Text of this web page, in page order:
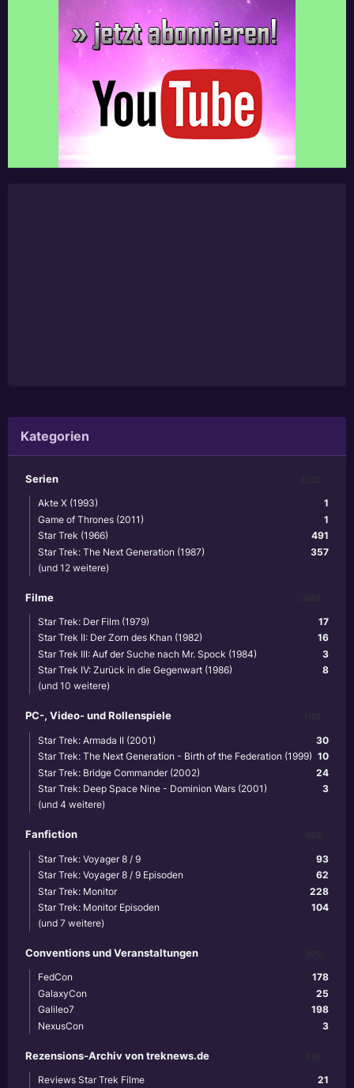
Kategorien
Serien
1
Akte X (1993)
1
Game of Thrones (2011)
491
Star Trek (1966)
357
Star Trek: The Next Generation (1987)
(und 12 weitere)
Filme
17
Star Trek: Der Film (1979)
16
Star Trek II: Der Zorn des Khan (1982)
3
Star Trek III: Auf der Suche nach Mr. Spock (1984)
8
Star Trek IV: Zurück in die Gegenwart (1986)
(und 10 weitere)
PC-, Video- und Rollenspiele
30
Star Trek: Armada II (2001)
10
Star Trek: The Next Generation - Birth of the Federation (1999)
24
Star Trek: Bridge Commander (2002)
3
Star Trek: Deep Space Nine - Dominion Wars (2001)
(und 4 weitere)
Fanfiction
93
Star Trek: Voyager 8 / 9
62
Star Trek: Voyager 8 / 9 Episoden
228
Star Trek: Monitor
104
Star Trek: Monitor Episoden
(und 7 weitere)
Conventions und Veranstaltungen
178
FedCon
25
GalaxyCon
198
Galileo7
3
NexusCon
Rezensions-Archiv von treknews.de
21
Reviews Star Trek Filme